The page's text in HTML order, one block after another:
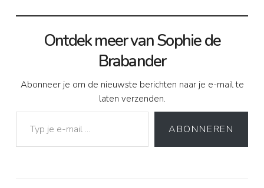
Ontdek meer van Sophie de
Brabander
Abonneer je om de nieuwste berichten naar je e-mail te
laten verzenden.
Typ je e-mail ...
ABONNEREN